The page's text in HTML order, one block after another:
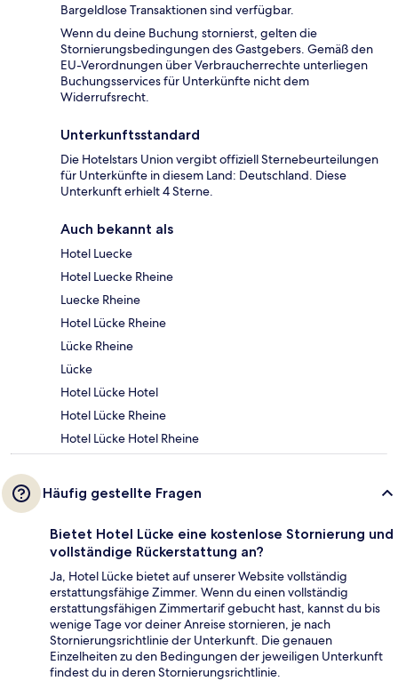
Bargeldlose Transaktionen sind verfügbar.
Wenn du deine Buchung stornierst, gelten die
Stornierungsbedingungen des Gastgebers. Gemäß den
EU-Verordnungen über Verbraucherrechte unterliegen
Buchungsservices für Unterkünfte nicht dem
Widerrufsrecht.
Unterkunftsstandard
Die Hotelstars Union vergibt offiziell Sternebeurteilungen
für Unterkünfte in diesem Land: Deutschland. Diese
Unterkunft erhielt 4 Sterne.
Auch bekannt als
Hotel Luecke
Hotel Luecke Rheine
Luecke Rheine
Hotel Lücke Rheine
Lücke Rheine
Lücke
Hotel Lücke Hotel
Hotel Lücke Rheine
Hotel Lücke Hotel Rheine
Häufig gestellte Fragen
Bietet Hotel Lücke eine kostenlose Stornierung und
vollständige Rückerstattung an?
Ja, Hotel Lücke bietet auf unserer Website vollständig
erstattungsfähige Zimmer. Wenn du einen vollständig
erstattungsfähigen Zimmertarif gebucht hast, kannst du bis
wenige Tage vor deiner Anreise stornieren, je nach
Stornierungsrichtlinie der Unterkunft. Die genauen
Einzelheiten zu den Bedingungen der jeweiligen Unterkunft
findest du in deren Stornierungsrichtlinie.